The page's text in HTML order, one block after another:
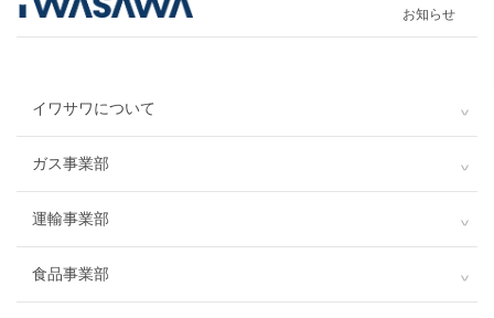
お知らせ
イワサワについて
ガス事業部
運輸事業部
食品事業部